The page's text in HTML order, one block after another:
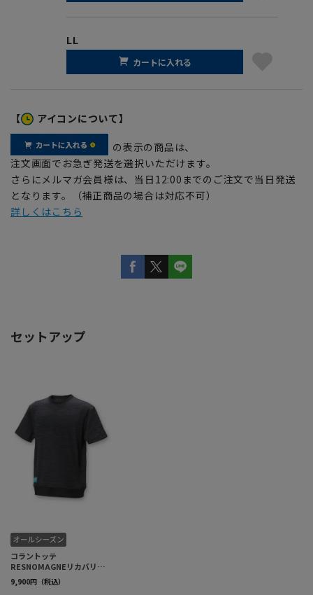
LL
カートに入れる
【 アイコンについて】
の表示の商品は、
注文画面でお急ぎ発送を選択いただけます。
さらにメルマガ会員様は、当日12:00までのご注文で当日発送
となります。（補正商品の場合は対応不可）
詳しくはこちら